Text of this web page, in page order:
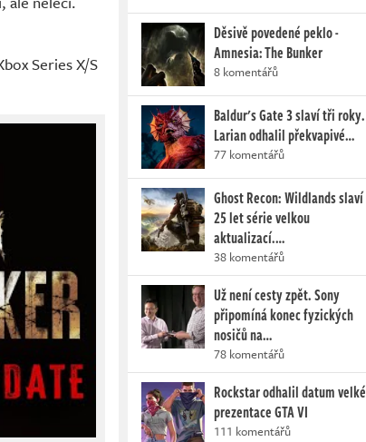
Series X/S
Děsivě povedené peklo -
Amnesia: The Bunker
8 komentářů
Baldur's Gate 3 slaví tři roky.
Larian odhalil překvapivé…
77 komentářů
Ghost Recon: Wildlands slaví
25 let série velkou
aktualizací.…
38 komentářů
Už není cesty zpět. Sony
připomíná konec fyzických
nosičů na…
78 komentářů
Rockstar odhalil datum velké
prezentace GTA VI
111 komentářů